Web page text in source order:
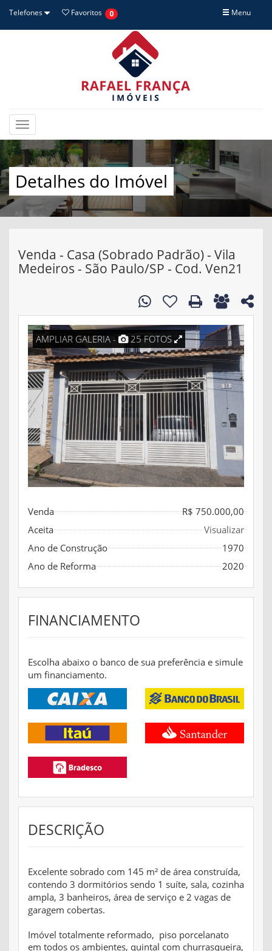
Telefones Favoritos 0 Menu
Toggle
navigation
Detalhes do Imóvel
Venda - Casa (Sobrado Padrão) - Vila
Medeiros - São Paulo/SP - Cod. Ven21
AMPLIAR GALERIA - 25 FOTOS
Venda
R$ 750.000,00
Aceita
Visualizar
Ano de Construção
1970
Ano de Reforma
2020
FINANCIAMENTO
Escolha abaixo o banco de sua preferência e simule
um financiamento.
DESCRIÇÃO
Excelente sobrado com 145 m² de área construída,
contendo 3 dormitórios sendo 1 suíte, sala, cozinha
ampla, 3 banheiros, área de serviço e 2 vagas de
garagem cobertas.
Imóvel totalmente reformado, piso porcelanato
em todos os ambientes, quintal com churrasqueira,